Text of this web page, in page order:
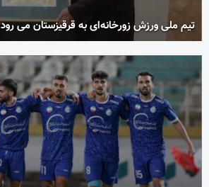
تیم ملی ورزش زورخانه‌ای به قرقیزستان می رود